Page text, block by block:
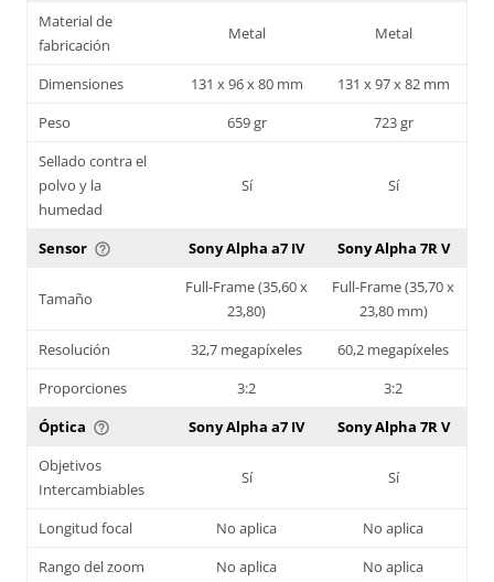
Material de
fabricación
Metal Metal
Dimensiones 131 x 96 x 80 mm
131 x 97 x 82 mm
Peso
659 gr
723 gr
Sellado contra el
polvo y la
humedad
Sí Sí
Sensor help_outline Sony Alpha a7 IV Sony Alpha 7R V
Tamaño
Full-Frame (35,60 x
23,80)
Full-Frame (35,70 x
23,80 mm)
Resolución
32,7 megapíxeles
60,2 megapíxeles
Proporciones
3:2
3:2
Óptica help_outline Sony Alpha a7 IV
Sony Alpha 7R V
Objetivos
Intercambiables
Sí Sí
Longitud focal No aplica
No aplica
Rango del zoom
No aplica
No aplica